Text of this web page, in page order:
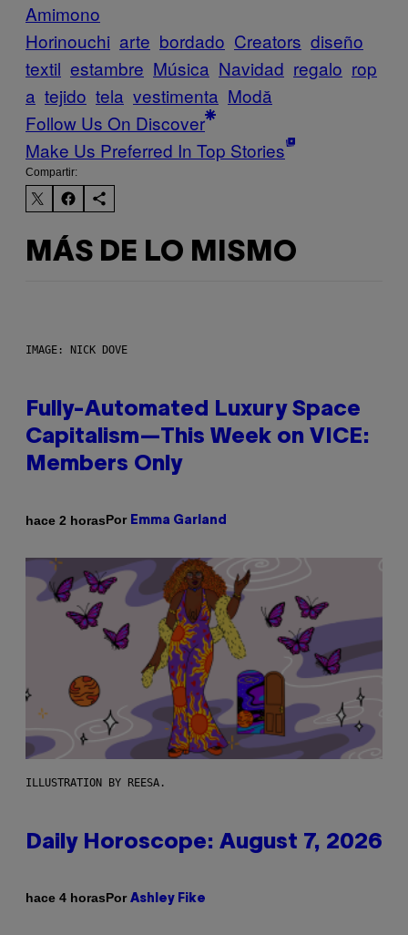
Amimono
Horinouchi arte bordado Creators diseño
textil estambre Música Navidad regalo rop
a tejido tela vestimenta Μodă
Follow Us On Discover
Make Us Preferred In Top Stories
Compartir:
MÁS DE LO MISMO
IMAGE: NICK DOVE
Fully-Automated Luxury Space
Capitalism—This Week on VICE:
Members Only
hace 2 horasPor Emma Garland
ILLUSTRATION BY REESA.
Daily Horoscope: August 7, 2026
hace 4 horasPor Ashley Fike